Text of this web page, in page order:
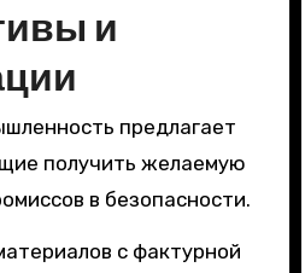
и
предлагает
получить желаемую
в безопасности.
с фактурной